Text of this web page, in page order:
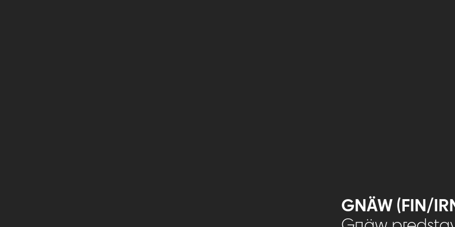
GNÄW (FIN/